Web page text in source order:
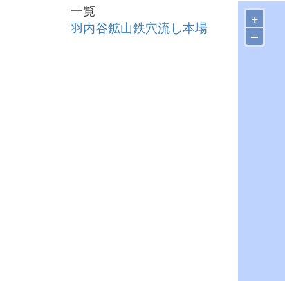
一覧
羽内谷鉱山鉄穴流し本場
+
–